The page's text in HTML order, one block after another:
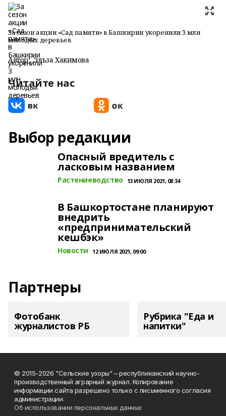
За сезон акции «Сад памяти» в Башкирии укоренили 3 млн
молодых деревьев
Автор: Эльза Хакимова
Читайте нас
Выбор редакции
Опасный вредитель с
ласковым названием
Растениеводство 13 ИЮЛЯ 2021, 08:34
В Башкортостане планируют
внедрить
«предпринимательский
кешбэк»
Новости 12 ИЮЛЯ 2021, 09:00
Партнеры
Фотобанк
журналистов РБ
Рубрика "Еда и
напитки"
© 2015-2026 "Сельские узоры" – республиканский научно-
производственный аграрный журнал. Копирование
информации сайта разрешено только с письменного согласия
администрации.
Об использовании персональных данных